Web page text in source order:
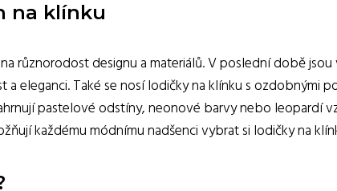
na klínku
různorodost designu a materiálů. V poslední době
eleganci. Také se nosí lodičky na klínku s ozdobnými
pastelové odstíny, neonové barvy nebo leopardí
každému módnímu nadšenci vybrat si lodičky na